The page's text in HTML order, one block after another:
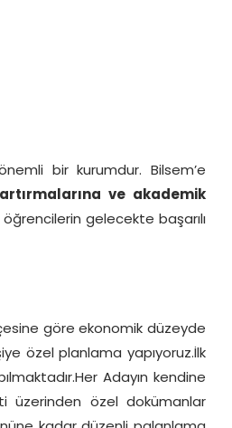
bir kurumdur. Bilsem’e
ve akademik
gelecekte başarılı
göre ekonomik düzeyde
özel planlama yapıyoruz.İlk
Adayın kendine
üzerinden özel dokümanlar